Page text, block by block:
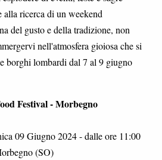
alla ricerca di un weekend
del gusto e della tradizione, non
nell'atmosfera gioiosa che si
borghi lombardi dal 7 al 9 giugno
Festival - Morbegno
09 Giugno 2024 - dalle ore 11:00
(SO)